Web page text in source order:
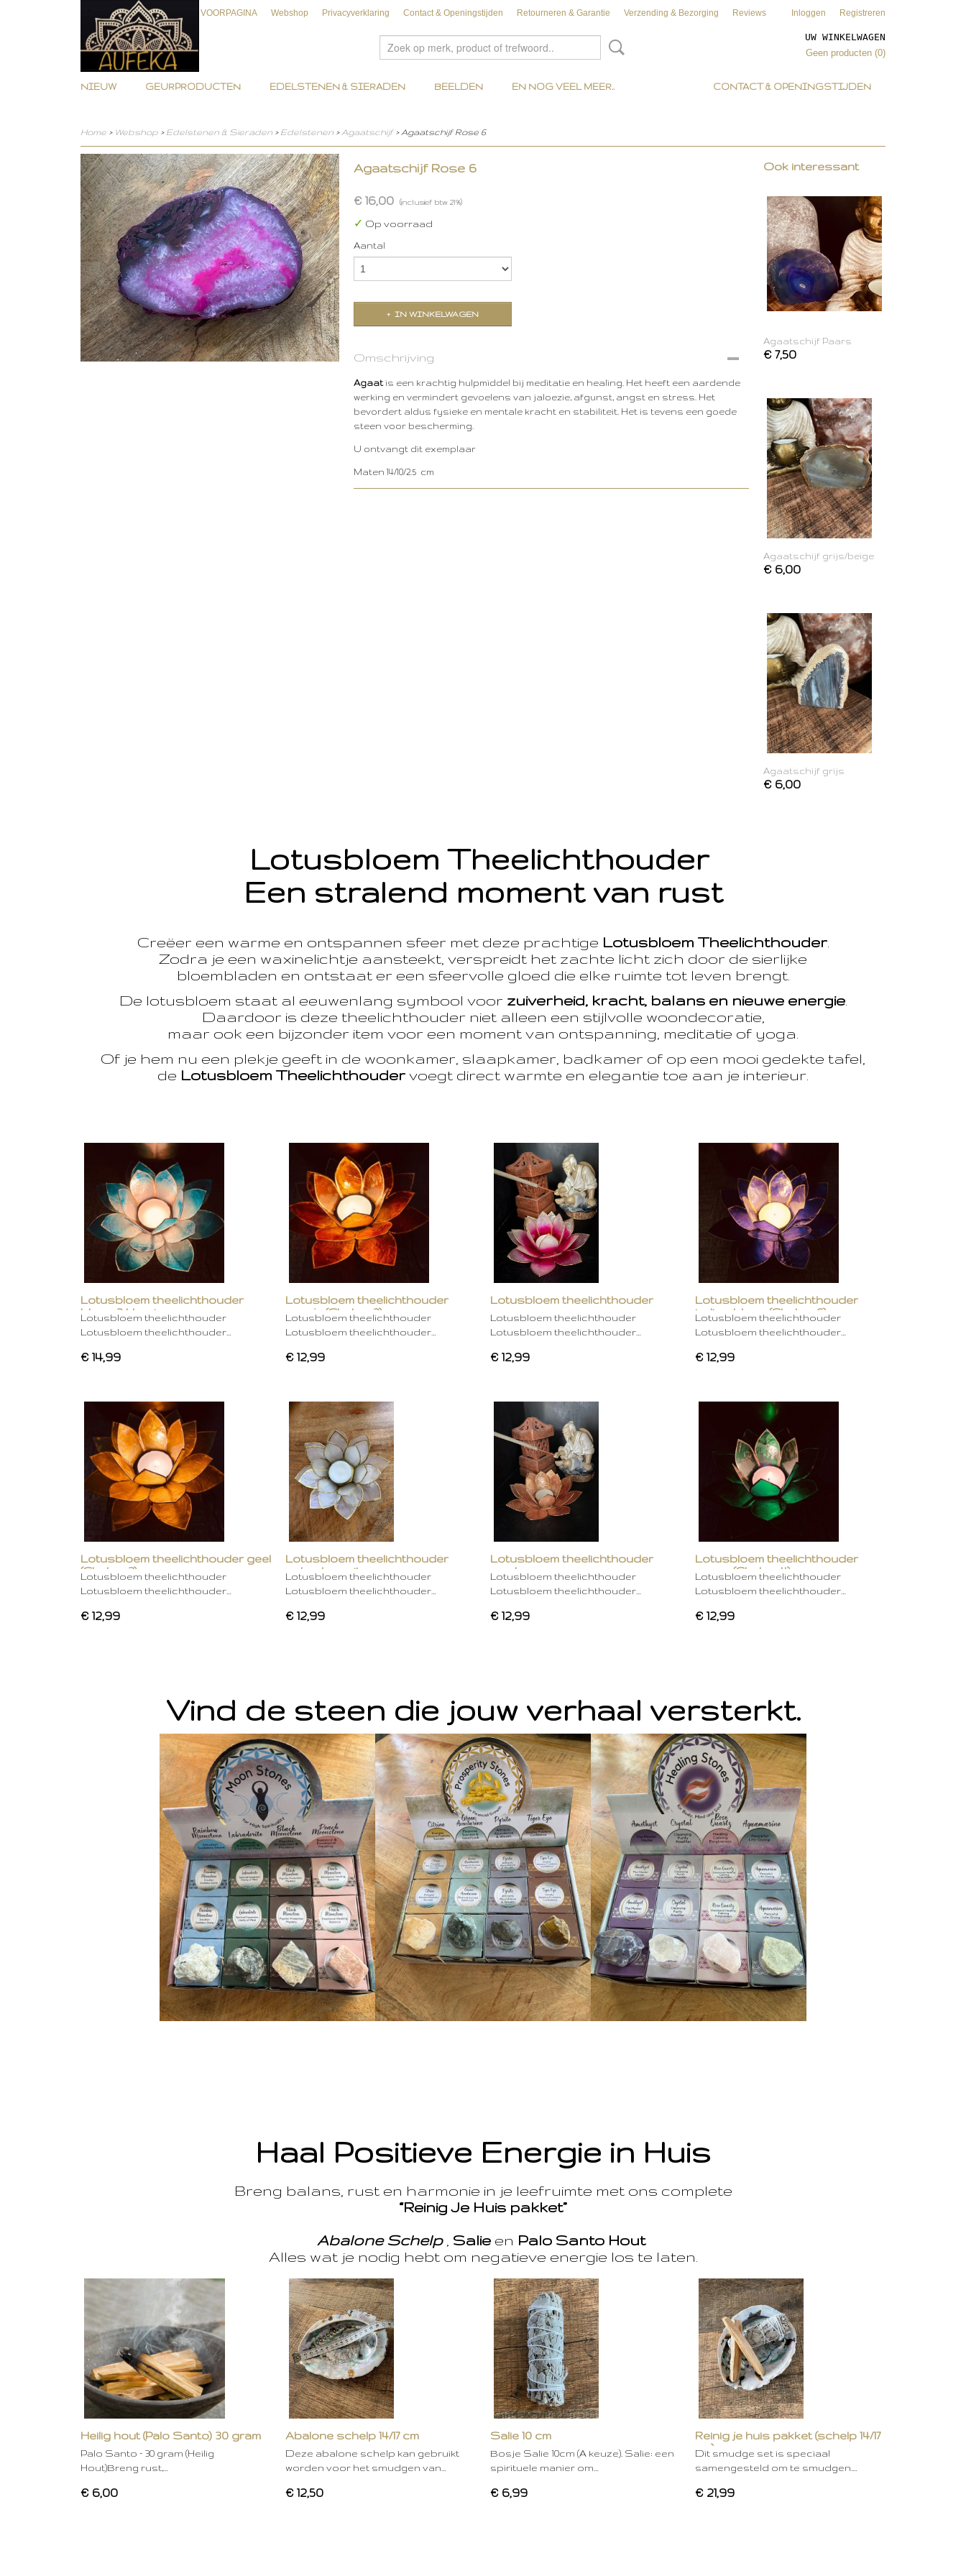
VOORPAGINA Webshop Privacyverklaring Contact & Openingstijden Retourneren & Garantie Verzending & Bezorging Reviews Inloggen Registreren
UW WINKELWAGEN
Geen producten (0)
CONTACT & OPENINGSTIJDEN
NIEUW GEURPRODUCTEN EDELSTENEN & SIERADEN BEELDEN EN NOG VEEL MEER..
Home > Webshop > Edelstenen & Sieraden > Edelstenen > Agaatschijf> Agaatschijf Rose 6
Agaatschijf Rose 6
€ 16,00 (inclusief btw 21%)
✓ Op voorraad
Aantal
IN WINKELWAGEN
Omschrijving
Agaatis een krachtig hulpmiddel bij meditatie en healing. Het heeft een aardende
werking en vermindert gevoelens van jaloezie, afgunst, angst en stress. Het
bevordert aldus fysieke en mentale kracht en stabiliteit. Het is tevens een goede
steen voor bescherming.
U ontvangt dit exemplaar
Maten 14/10/2.5 cm
Ook interessant
Agaatschijf Paars
€ 7,50
Agaatschijf grijs/beige
€ 6,00
Agaatschijf grijs
€ 6,00
Lotusbloem Theelichthouder
Een stralend moment van rust
Creëer een warme en ontspannen sfeer met deze prachtige Lotusbloem Theelichthouder.
Zodra je een waxinelichtje aansteekt, verspreidt het zachte licht zich door de sierlijke
bloembladen en ontstaat er een sfeervolle gloed die elke ruimte tot leven brengt.
De lotusbloem staat al eeuwenlang symbool voor zuiverheid, kracht, balans en nieuwe energie.
Daardoor is deze theelichthouder niet alleen een stijlvolle woondecoratie,
maar ook een bijzonder item voor een moment van ontspanning, meditatie of yoga.
Of je hem nu een plekje geeft in de woonkamer, slaapkamer, badkamer of op een mooi gedekte tafel,
de Lotusbloem Theelichthouder voegt direct warmte en elegantie toe aan je interieur.
Lotusbloem theelichthouder
blauw 2 kleurig
Lotusbloem theelichthouder
Lotusbloem theelichthouder…
€ 14,99
Lotusbloem theelichthouder
oranje (Chakra 2)
Lotusbloem theelichthouder
Lotusbloem theelichthouder…
€ 12,99
Lotusbloem theelichthouder
rose
Lotusbloem theelichthouder
Lotusbloem theelichthouder…
€ 12,99
Lotusbloem theelichthouder
indigo blauw (Chakra 6)
Lotusbloem theelichthouder
Lotusbloem theelichthouder…
€ 12,99
Lotusbloem theelichthouder geel
(Chakra 3)
Lotusbloem theelichthouder
Lotusbloem theelichthouder…
€ 12,99
Lotusbloem theelichthouder
gebroken wit
Lotusbloem theelichthouder
Lotusbloem theelichthouder…
€ 12,99
Lotusbloem theelichthouder
mocha
Lotusbloem theelichthouder
Lotusbloem theelichthouder…
€ 12,99
Lotusbloem theelichthouder
groen (Chakra 4)
Lotusbloem theelichthouder
Lotusbloem theelichthouder…
€ 12,99
Vind de steen die jouw verhaal versterkt.
Haal Positieve Energie in Huis
Breng balans, rust en harmonie in je leefruimte met ons complete
“Reinig Je Huis pakket”
Abalone Schelp, Salie en Palo Santo Hout
Alles wat je nodig hebt om negatieve energie los te laten.
Heilig hout (Palo Santo) 30 gram
Palo Santo – 30 gram (Heilig
Hout)Breng rust,…
€ 6,00
Abalone schelp 14/17 cm
Deze abalone schelp kan gebruikt
worden voor het smudgen van…
€ 12,50
Salie 10 cm
Bosje Salie 10cm (A keuze). Salie: een
spirituele manier om…
€ 6,99
Reinig je huis pakket (schelp 14/17
cm)
Dit smudge set is speciaal
samengesteld om te smudgen.…
€ 21,99